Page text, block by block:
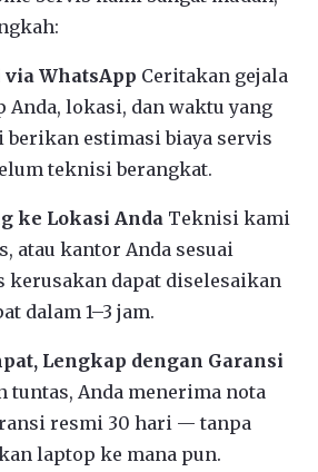
via WhatsApp Ceritakan gejala
Anda, lokasi, dan waktu yang
estimasi biaya servis
teknisi berangkat.
ke Lokasi Anda Teknisi kami
atau kantor Anda sesuai
kerusakan dapat diselesaikan
dalam 1–3 jam.
Lengkap dengan Garansi
tuntas, Anda menerima nota
resmi 30 hari — tanpa
laptop ke mana pun.